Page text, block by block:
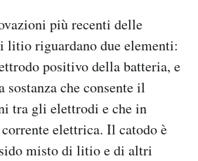
più recenti delle
riguardano due elementi:
positivo della batteria, e
che consente il
tra gli elettrodi e che in
elettrica. Il catodo è
misto di litio e di altri